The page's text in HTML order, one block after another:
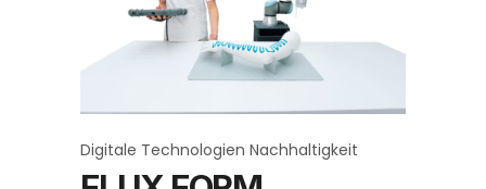
Digitale Technologien Nachhaltigkeit